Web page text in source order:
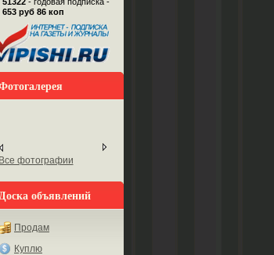
653 руб 86 коп
Все фотографии
объявлений
Продам
Куплю